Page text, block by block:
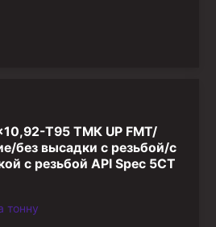
T95 ТМК UP FMT/
без высадки с резьбой/с
с резьбой API Spec 5CT
тонну